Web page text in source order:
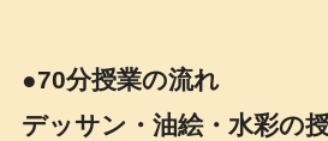
●70分授業の流れ
デッサン・油絵・水彩の